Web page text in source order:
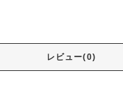
レビュー(0)